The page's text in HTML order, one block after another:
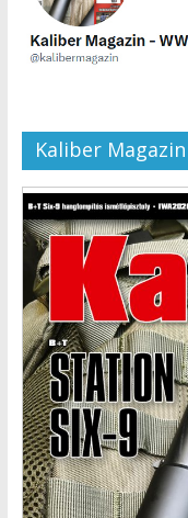
Kaliber